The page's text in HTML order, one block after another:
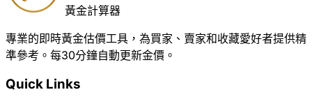
黃金計算器
專業的即時黃金估價工具，為買家、賣家和收藏愛好者提供精
準參考。每30分鐘自動更新金價。
Quick Links